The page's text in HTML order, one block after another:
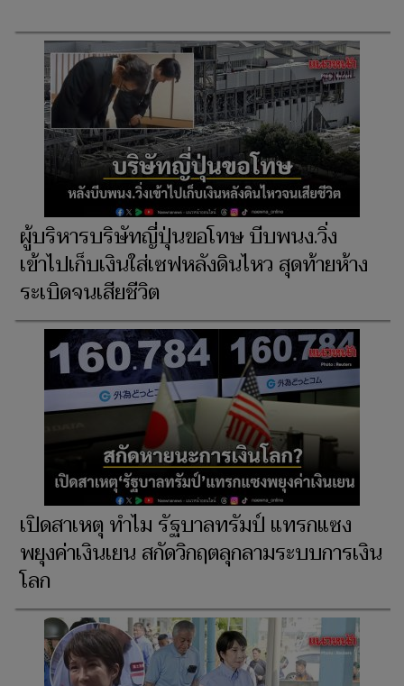
ผู้บริหารบริษัทญี่ปุ่นขอโทษ บีบพนง.วิ่ง
เข้าไปเก็บเงินใส่เซฟหลังดินไหว สุดท้ายห้าง
ระเบิดจนเสียชีวิต
เปิดสาเหตุ ทำไม รัฐบาลทรัมป์ แทรกแซง
พยุงค่าเงินเยน สกัดวิกฤตลุกลามระบบการเงิน
โลก